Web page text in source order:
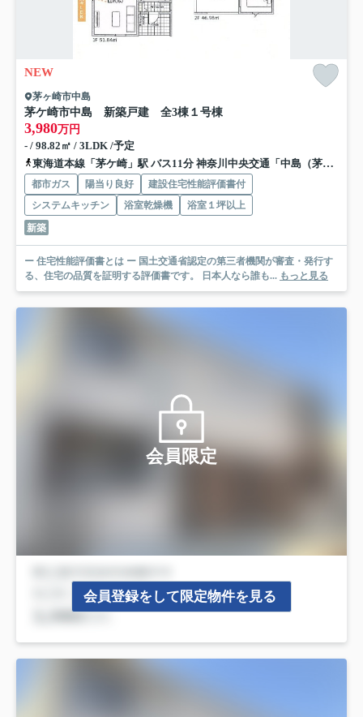
NEW
茅ヶ崎市中島
茅ケ崎市中島 新築戸建 全3棟 １号棟
3,980万円
- / 98.82㎡ / 3LDK /予定
東海道本線「茅ケ崎」駅 バス11分 神奈川中央交通「中島（茅ヶ崎市）」 停歩1分
都市ガス 陽当り良好
建設住宅性能評価書付
システムキッチン
浴室乾燥機
浴室１坪以上
新築
ー 住宅性能評価書とは ー 国土交通省認定の第三者機関が審査・発行す
る、住宅の品質を証明する評価書です。 日本人なら誰も... もっと見る
会員限定
会員登録をして限定物件を見る